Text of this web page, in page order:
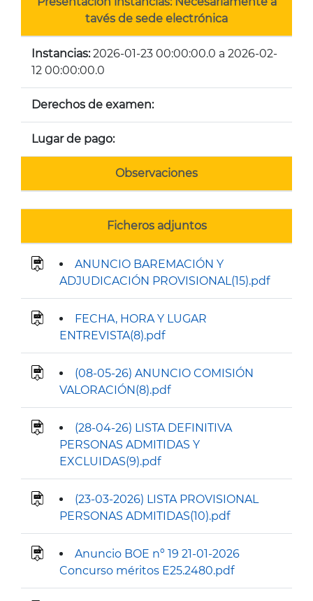
tavés de sede electrónica
Instancias:2026-01-23 00:00:00.0 a 2026-02-
12 00:00:00.0
Derechos de examen:
Lugar de pago:
Observaciones
Ficheros adjuntos
ANUNCIO BAREMACIÓN Y
ADJUDICACIÓN PROVISIONAL(15).pdf
FECHA, HORA Y LUGAR
ENTREVISTA(8).pdf
(08-05-26) ANUNCIO COMISIÓN
VALORACIÓN(8).pdf
(28-04-26) LISTA DEFINITIVA
PERSONAS ADMITIDAS Y
EXCLUIDAS(9).pdf
(23-03-2026) LISTA PROVISIONAL
PERSONAS ADMITIDAS(10).pdf
Anuncio BOE nº 19 21-01-2026
Concurso méritos E25.2480.pdf